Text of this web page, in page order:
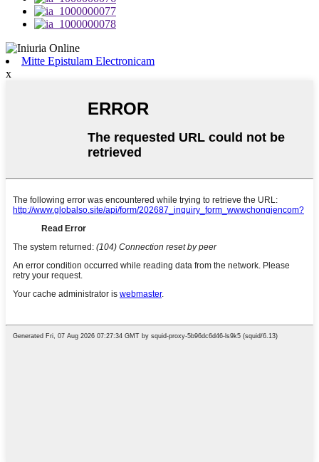
Mitte Epistulam Electronicam
x